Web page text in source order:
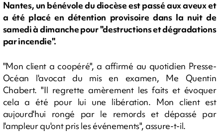
Nantes, un bénévole du diocèse est passé aux aveux et
a été placé en détention provisoire dans la nuit de
samedi à dimanche pour "destructions et dégradations
par incendie".
"Mon client a coopéré", a affirmé au quotidien Presse-
Océan l'avocat du mis en examen, Me Quentin
Chabert. "Il regrette amèrement les faits et évoquer
cela a été pour lui une libération. Mon client est
aujourd'hui rongé par le remords et dépassé par
l'ampleur qu'ont pris les événements", assure-t-il.